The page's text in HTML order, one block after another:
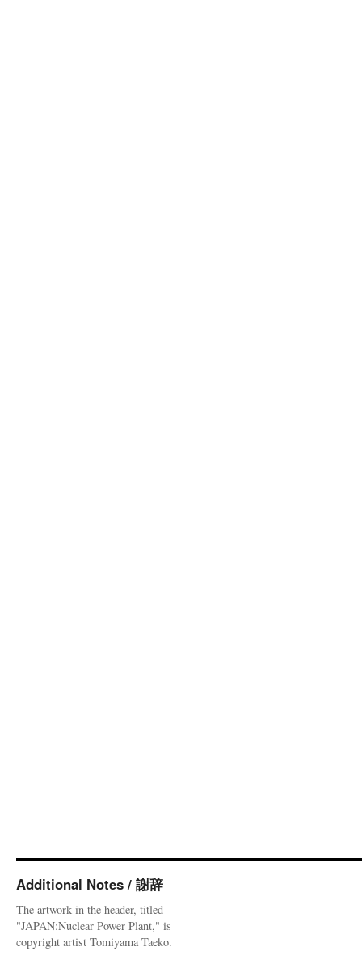
Additional Notes / 謝辞
The artwork in the header, titled
"JAPAN:Nuclear Power Plant," is
copyright artist Tomiyama Taeko.